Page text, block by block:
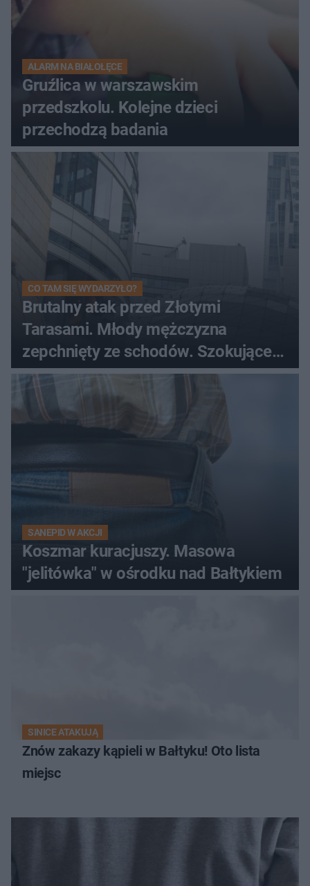
ALARM NA BIAŁOŁĘCE
Gruźlica w warszawskim
przedszkolu. Kolejne dzieci
przechodzą badania
CO TAM SIĘ WYDARZYŁO?
Brutalny atak przed Złotymi
Tarasami. Młody mężczyzna
zepchnięty ze schodów. Szokujące
nagranie krąży po sieci
SANEPID W AKCJI
Koszmar kuracjuszy. Masowa
"jelitówka" w ośrodku nad Bałtykiem
SINICE ATAKUJĄ
Znów zakazy kąpieli w Bałtyku! Oto lista
miejsc